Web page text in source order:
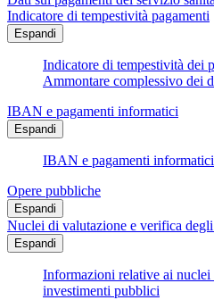
Indicatore di tempestività pagamenti
Espandi
Indicatore di tempestività dei
Ammontare complessivo dei
IBAN e pagamenti informatici
Espandi
IBAN e pagamenti informatici
Opere pubbliche
Espandi
Nuclei di valutazione e verifica
Espandi
Informazioni relative ai
investimenti pubblici